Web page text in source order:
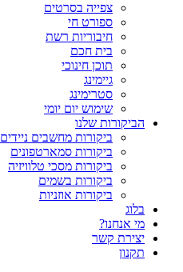
צפייה בסרטים
ספורט חי
חיבוריות רשת
בית חכם
תוכן חינוכי
גיימינג
סטרימינג
שימוש יום יומי
הביקורות שלנו
ביקורות מחשבים ניידים
ביקורות סמארטפונים
ביקורות מסכי טלוויזיה
ביקורות בשמים
ביקורות אוזניות
בלוג
מי אנחנו?
יצירת קשר
תקנון